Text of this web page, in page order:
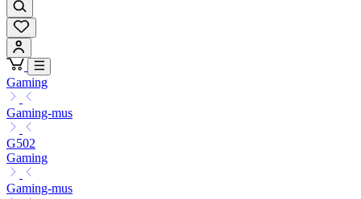
Gaming
Gaming-mus
G502
Gaming
Gaming-mus